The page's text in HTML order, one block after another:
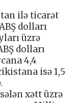
ilə ticarət
dolları
üzrə
dolları
4,4
isə 1,5
xətt üzrə